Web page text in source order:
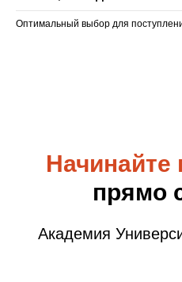
Оптимальный выбор для
Начинайте
прямо
Академия